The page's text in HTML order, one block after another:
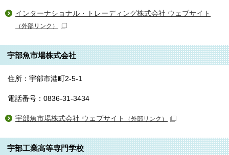
インターナショナル・トレーディング株式会社 ウェブサイト
（外部リンク）
宇部魚市場株式会社
住所：宇部市港町2-5-1
電話番号：0836-31-3434
宇部魚市場株式会社 ウェブサイト （外部リンク）
宇部工業高等専門学校